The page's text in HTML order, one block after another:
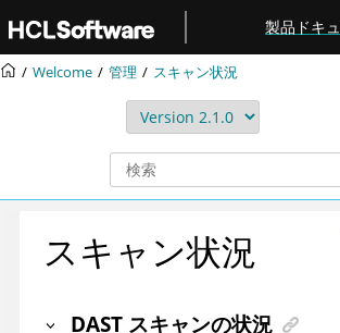
メインコンテンツにジャンプ
製品ドキ
Welcome 管理 スキャン状況
スキャン状況
DAST スキャンの状況